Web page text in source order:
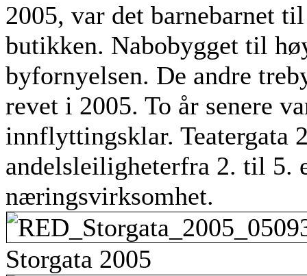
2005, var det barnebarnet
butikken. Nabobygget til
byfornyelsen. De andre
revet i 2005. To år senere
innflyttingsklar. Teatergata
andelsleiligheterfra 2. til 5.
næringsvirksomhet.
Storgata 2005